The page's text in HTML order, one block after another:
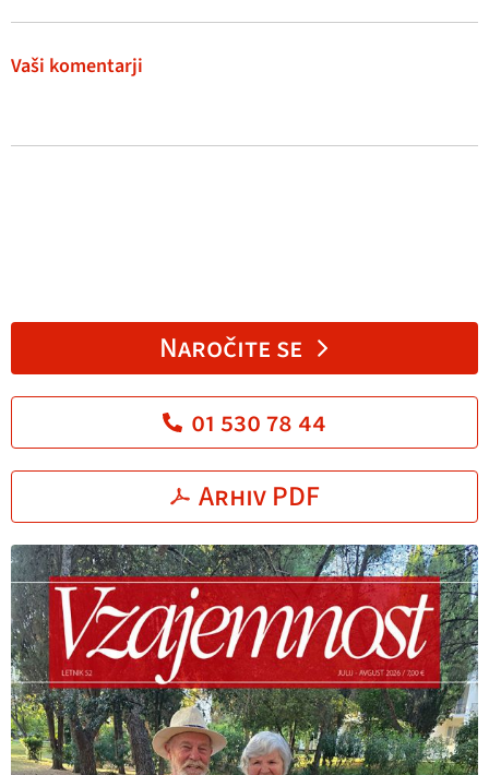
Vaši komentarji
Naročite se
01 530 78 44
Arhiv PDF